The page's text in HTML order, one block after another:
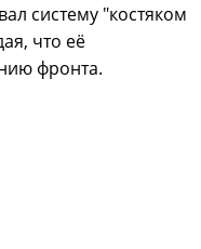
систему "костяком
что её
фронта.